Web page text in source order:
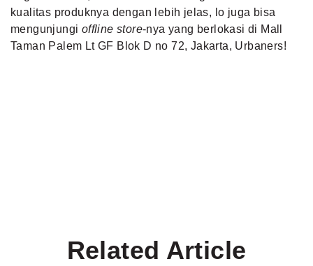
kualitas produknya dengan lebih jelas, lo juga bisa
mengunjungi offline store-nya yang berlokasi di Mall
Taman Palem Lt GF Blok D no 72, Jakarta, Urbaners!
Related Article